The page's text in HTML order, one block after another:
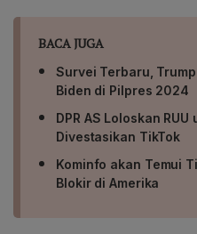
BACA JUGA
Survei Terbaru,
Biden di Pilpres 2024
DPR AS Loloskan
Divestasikan TikTok
Kominfo akan Temui
Blokir di Amerika